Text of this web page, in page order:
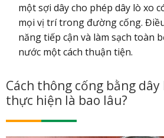
một sợi dây cho phép dây lò xo
mọi vị trí trong đường cống.
năng tiếp cận và làm sạch toàn
nước một cách thuận tiện.
Cách thông cống bằng
thực hiện là bao lâu?